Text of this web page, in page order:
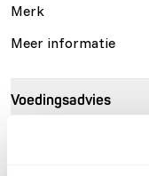
Merk
Meer informatie
Voedingsadvies
Let op: Variatie met